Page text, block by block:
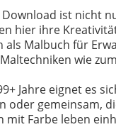
ist nicht
hier ihre
als Malbuch für
wie
Jahre eignet es
oder gemeinsam,
mit Farbe leben